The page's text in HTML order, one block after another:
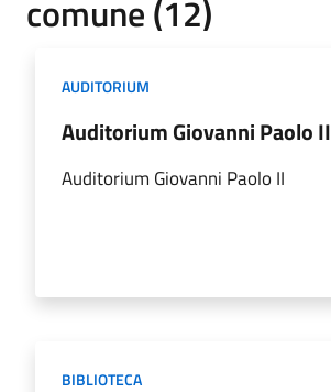
comune (12)
AUDITORIUM
Auditorium Giovanni Paolo II
Auditorium Giovanni Paolo II
BIBLIOTECA